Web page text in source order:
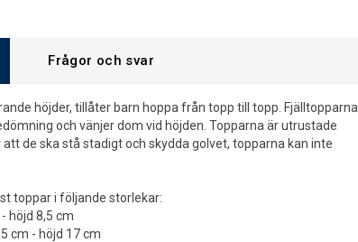
Frågor och svar
höjder, tillåter barn hoppa från topp till topp. Fjälltopparna
och vänjer dom vid höjden. Topparna är utrustade
de ska stå stadigt och skydda golvet, topparna kan inte
toppar i följande storlekar:
höjd 8,5 cm
cm - höjd 17 cm